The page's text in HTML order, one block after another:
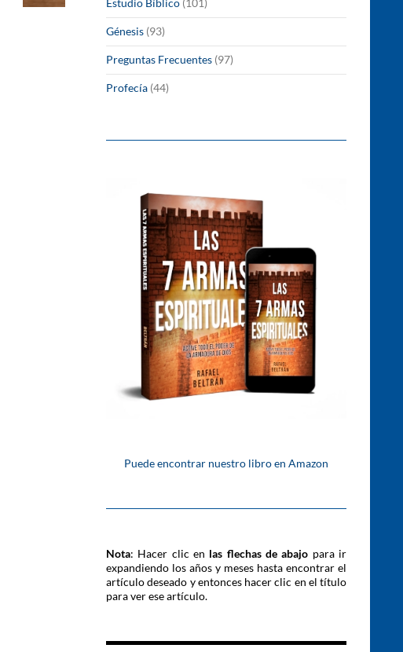
Estudio Bíblico (101)
Génesis (93)
Preguntas Frecuentes (97)
Profecía (44)
Puede encontrar nuestro libro en Amazon
Nota: Hacer clic en las flechas de abajo para ir
expandiendo los años y meses hasta encontrar el
artículo deseado y entonces hacer clic en el título
para ver ese artículo.